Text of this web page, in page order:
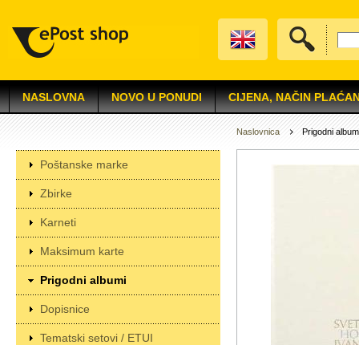
NASLOVNA NOVO U PONUDI CIJENA, NAČIN
Poštanske marke
Zbirke
Karneti
Maksimum karte
Prigodni albumi
Dopisnice
Tematski setovi / ETUI
Naslovnica Prigodni